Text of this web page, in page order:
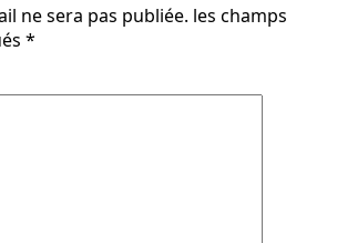
ne sera pas publiée. les champs
*